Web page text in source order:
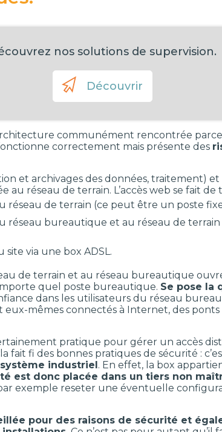
nos solutions de supervision.
Découvrir
communément rencontrée
correctement mais présente des
et archivages des données, traitement)
réseau de terrain. L’accès web se fait de
réseau de terrain (ce peut être un poste
réseau bureautique et au réseau de
via une box ADSL.
de terrain et au réseau bureautique
quel poste bureautique. Se pose la
dans les utilisateurs du réseau
mêmes connectés à Internet, des
pratique pour gérer un accès
fait fi des bonnes pratiques de sécurité :
industriel. En effet, la box
est donc placée dans un tiers non
exemple reseter une éventuelle
pour des raisons de sécurité et